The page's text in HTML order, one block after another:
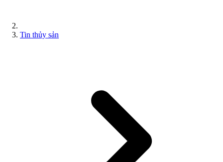
Tin thủy sản